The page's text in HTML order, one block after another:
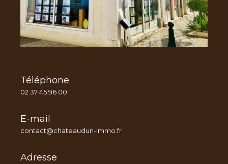
Téléphone
02 37 45 96 00
E-mail
contact@chateaudun-immo.fr
Adresse